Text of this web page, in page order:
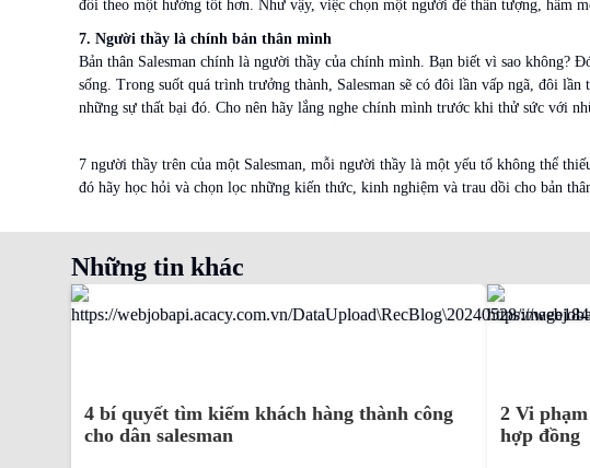
đổi theo một hướng tốt hơn. Như vậy, việc chọn một người để thần tượng, hâm
7. Người thầy là chính bản thân mình
Bản thân Salesman chính là người thầy của chính mình. Bạn biết vì sao không?
sống. Trong suốt quá trình trưởng thành, Salesman sẽ có đôi lần vấp ngã, đôi
những sự thất bại đó. Cho nên hãy lắng nghe chính mình trước khi thử sức với
7 người thầy trên của một Salesman, mỗi người thầy là một yếu tố không thể
đó hãy học hỏi và chọn lọc những kiến thức, kinh nghiệm và trau dồi cho bản
Những tin khác
4 bí quyết tìm kiếm khách hàng thành công
cho dân salesman
2 Vi
hợp đồng